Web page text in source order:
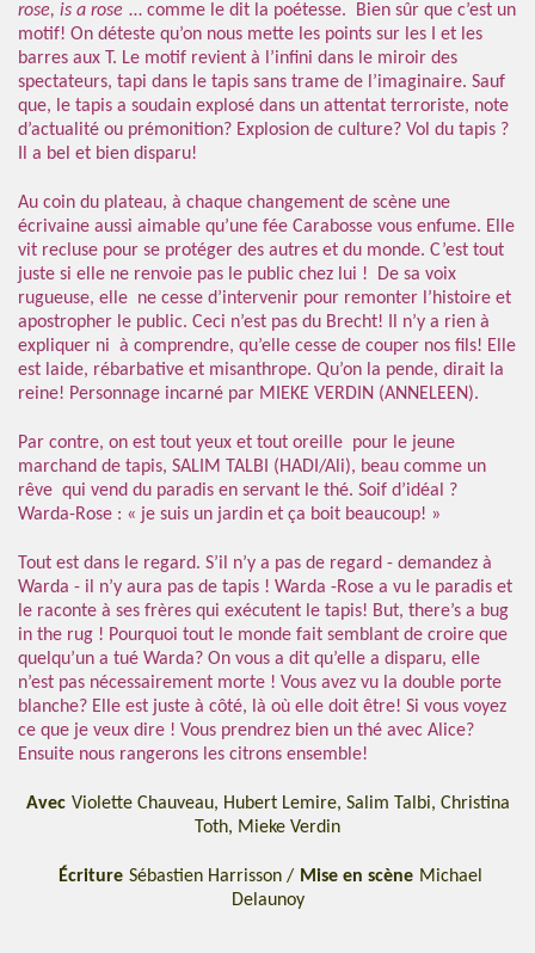
rose, is a rose … comme le dit la poétesse. Bien sûr que c’est un
motif! On déteste qu’on nous mette les points sur les I et les
barres aux T. Le motif revient à l’infini dans le miroir des
spectateurs, tapi dans le tapis sans trame de l’imaginaire. Sauf
que, le tapis a soudain explosé dans un attentat terroriste, note
d’actualité ou prémonition? Explosion de culture? Vol du tapis ?
Il a bel et bien disparu!
Au coin du plateau, à chaque changement de scène une
écrivaine aussi aimable qu’une fée Carabosse vous enfume. Elle
vit recluse pour se protéger des autres et du monde. C’est tout
juste si elle ne renvoie pas le public chez lui ! De sa voix
rugueuse, elle ne cesse d’intervenir pour remonter l’histoire et
apostropher le public. Ceci n’est pas du Brecht! Il n’y a rien à
expliquer ni à comprendre, qu’elle cesse de couper nos fils! Elle
est laide, rébarbative et misanthrope. Qu’on la pende, dirait la
reine! Personnage incarné par MIEKE VERDIN (ANNELEEN).
Par contre, on est tout yeux et tout oreille pour le jeune
marchand de tapis, SALIM TALBI (HADI/Ali), beau comme un
rêve qui vend du paradis en servant le thé. Soif d’idéal ?
Warda-Rose : « je suis un jardin et ça boit beaucoup! »
Tout est dans le regard. S’il n’y a pas de regard - demandez à
Warda - il n’y aura pas de tapis ! Warda -Rose a vu le paradis et
le raconte à ses frères qui exécutent le tapis! But, there’s a bug
in the rug ! Pourquoi tout le monde fait semblant de croire que
quelqu’un a tué Warda? On vous a dit qu’elle a disparu, elle
n’est pas nécessairement morte ! Vous avez vu la double porte
blanche? Elle est juste à côté, là où elle doit être! Si vous voyez
ce que je veux dire ! Vous prendrez bien un thé avec Alice?
Ensuite nous rangerons les citrons ensemble!
Avec Violette Chauveau, Hubert Lemire, Salim Talbi, Christina
Toth, Mieke Verdin
Écriture Sébastien Harrisson / Mise en scène Michael
Delaunoy